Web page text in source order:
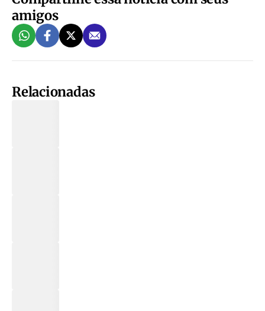
amigos
Relacionadas